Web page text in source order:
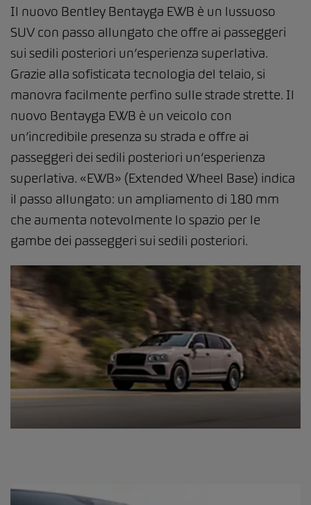
Il nuovo Bentley Bentayga EWB è un lussuoso
SUV con passo allungato che offre ai passeggeri
sui sedili posteriori un’esperienza superlativa.
Grazie alla sofisticata tecnologia del telaio, si
manovra facilmente perfino sulle strade strette. Il
nuovo Bentayga EWB è un veicolo con
un’incredibile presenza su strada e offre ai
passeggeri dei sedili posteriori un’esperienza
superlativa. «EWB» (Extended Wheel Base) indica
il passo allungato: un ampliamento di 180 mm
che aumenta notevolmente lo spazio per le
gambe dei passeggeri sui sedili posteriori.